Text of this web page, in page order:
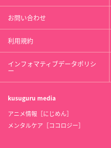
お問い合わせ
利用規約
インフォマティブデータポリシ
ー
kusuguru media
アニメ情報［にじめん］
メンタルケア［ココロジー］